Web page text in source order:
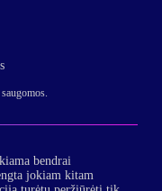
bendrai
jokiam kitam